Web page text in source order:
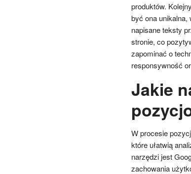
produktów.
być ona unikalna,
napisane teksty
stronie, co
zapominać o
responsywność
Jakie
W procesie
które ułatwią
narzędzi jest
zachowania